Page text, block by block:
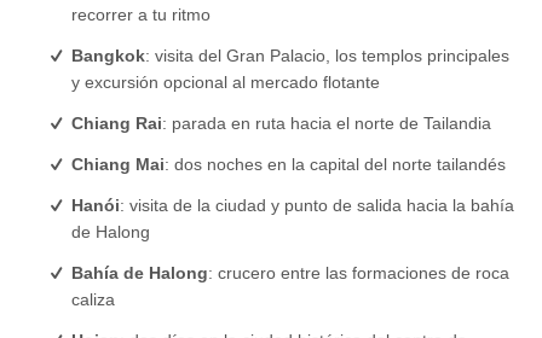
recorrer a tu ritmo
Bangkok: visita del Gran Palacio, los templos principales
y excursión opcional al mercado flotante
Chiang Rai: parada en ruta hacia el norte de Tailandia
Chiang Mai: dos noches en la capital del norte tailandés
Hanói: visita de la ciudad y punto de salida hacia la bahía
de Halong
Bahía de Halong: crucero entre las formaciones de roca
caliza